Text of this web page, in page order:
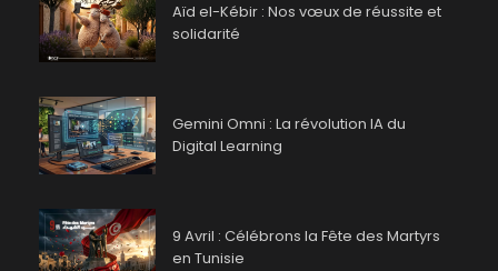
Aïd el-Kébir : Nos vœux de réussite et
solidarité
Gemini Omni : La révolution IA du
Digital Learning
9 Avril : Célébrons la Fête des Martyrs
en Tunisie